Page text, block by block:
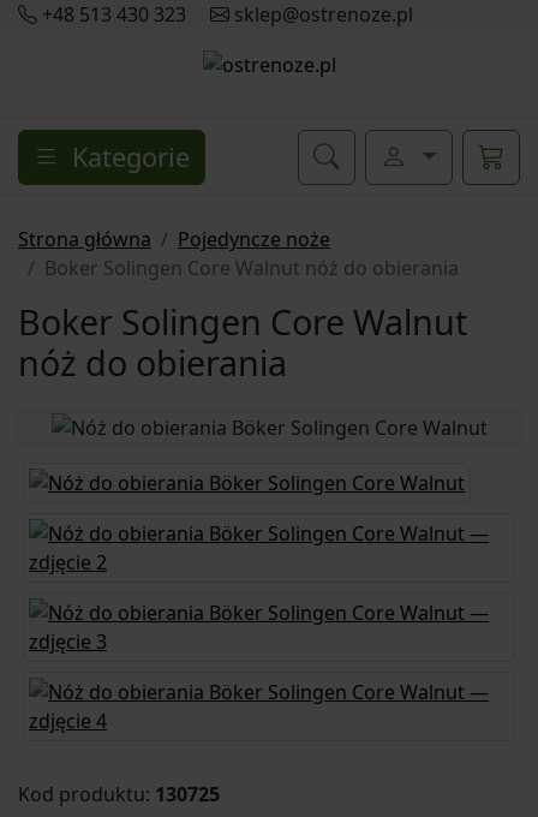
+48 513 430 323 sklep@ostrenoze.pl
Kategorie
Strona główna
Pojedyncze noże
Boker Solingen Core Walnut nóż do obierania
Boker Solingen Core Walnut
nóż do obierania
Kod produktu: 130725